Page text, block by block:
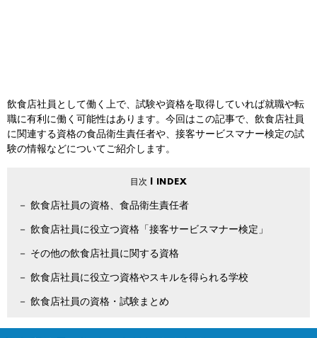
飲食店社員として働く上で、試験や資格を取得していれば就職や転
職に有利に働く可能性はあります。今回はこの記事で、飲食店社員
に関連する資格の食品衛生責任者や、接客サービスマナー検定の試
験の情報などについてご紹介します。
飲食店社員の資格、食品衛生責任者
飲食店社員に役立つ資格「接客サービスマナー検定」
その他の飲食店社員に関する資格
飲食店社員に役立つ資格やスキルを得られる学校
飲食店社員の資格・試験まとめ